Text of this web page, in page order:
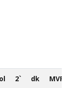
2` dk MVP